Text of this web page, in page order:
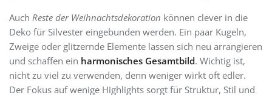
Auch Reste der Weihnachtsdekoration können clever in die
Deko für Silvester eingebunden werden. Ein paar Kugeln,
Zweige oder glitzernde Elemente lassen sich neu arrangieren
und schaffen ein harmonisches Gesamtbild. Wichtig ist,
nicht zu viel zu verwenden, denn weniger wirkt oft edler.
Der Fokus auf wenige Highlights sorgt für Struktur, Stil und